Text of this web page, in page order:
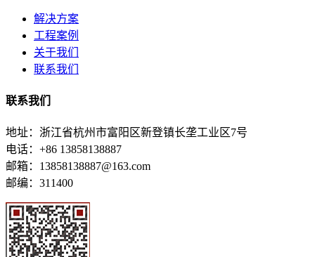
解决方案
工程案例
关于我们
联系我们
联系我们
地址：浙江省杭州市富阳区新登镇长垄工业区7号
电话：+86 13858138887
邮箱：13858138887@163.com
邮编：311400